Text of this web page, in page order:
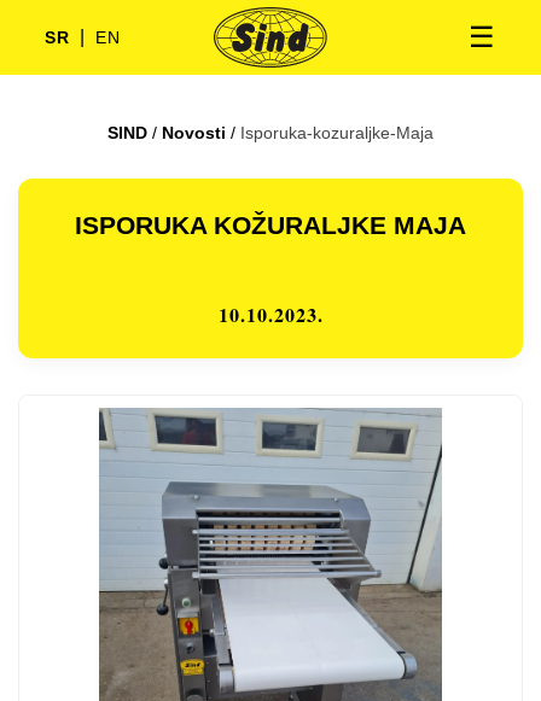
☰
SR EN
SIND / Novosti / Isporuka-kozuraljke-Maja
ISPORUKA KOŽURALJKE MAJA
10.10.2023.